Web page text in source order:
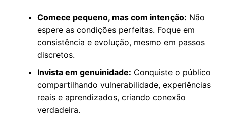
Comece pequeno, mas com intenção: Não
espere as condições perfeitas. Foque em
consistência e evolução, mesmo em passos
discretos.
Invista em genuinidade: Conquiste o público
compartilhando vulnerabilidade, experiências
reais e aprendizados, criando conexão
verdadeira.